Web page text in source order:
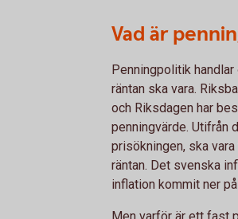
Vad är
Penningpolitik
räntan ska vara.
och Riksdagen har
penningvärde. Utifrån
prisökningen, ska
räntan. Det svenska
inflation kommit ner